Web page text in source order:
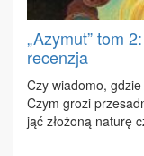
„Azymut” tom
recenzja
Czy wia­do­mo,
Czym gro­zi
jąć zło­żo­ną na­tu­rę